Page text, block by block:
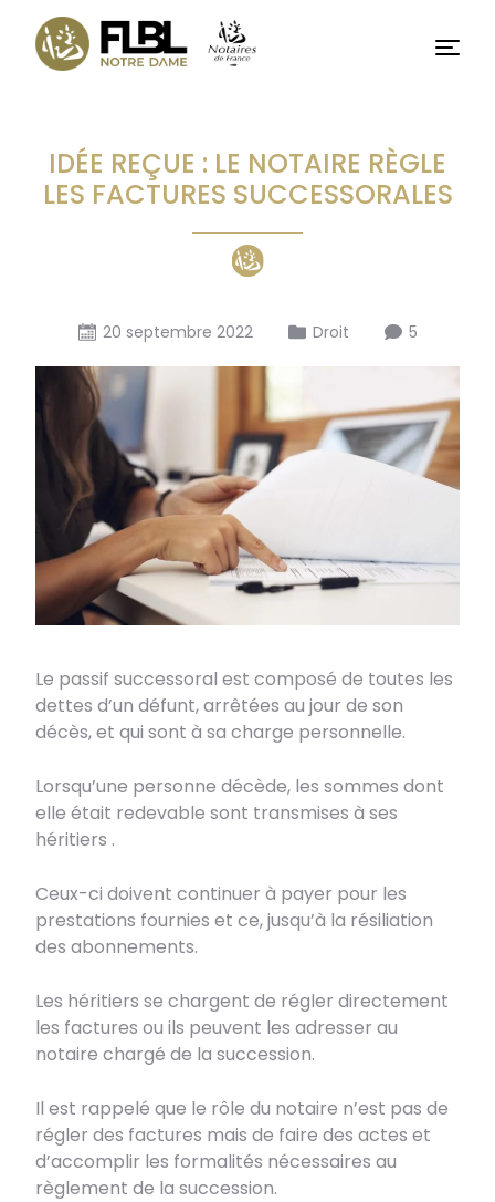
Basculer
vers
Menu
IDÉE REÇUE : LE NOTAIRE RÈGLE
LES FACTURES SUCCESSORALES
20 septembre 2022 Droit 5
Le passif successoral est composé de toutes les
dettes d’un défunt, arrêtées au jour de son
décès, et qui sont à sa charge personnelle.
Lorsqu’une personne décède, les sommes dont
elle était redevable sont transmises à ses
héritiers .
Ceux-ci doivent continuer à payer pour les
prestations fournies et ce, jusqu’à la résiliation
des abonnements.
Les héritiers se chargent de régler directement
les factures ou ils peuvent les adresser au
notaire chargé de la succession.
Il est rappelé que le rôle du notaire n’est pas de
régler des factures mais de faire des actes et
d’accomplir les formalités nécessaires au
règlement de la succession.